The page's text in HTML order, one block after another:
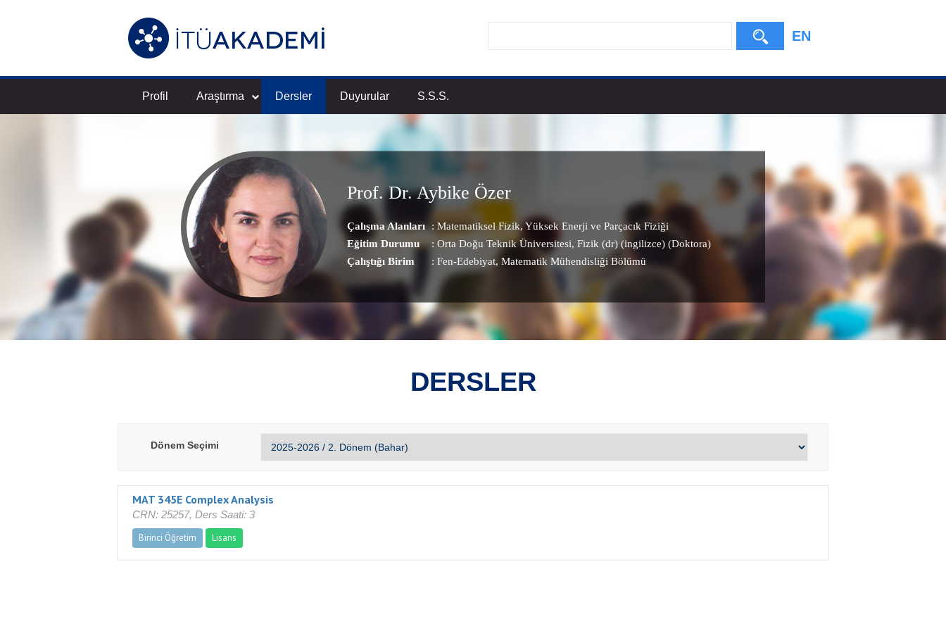
EN
Profil Araştırma Dersler Duyurular S.S.S.
Prof. Dr. Aybike Özer
Çalışma Alanları : Matematiksel Fizik, Yüksek Enerji ve Parçacık Fiziği
Eğitim Durumu
: Orta Doğu Teknik Üniversitesi, Fizik (dr) (ingilizce) (Doktora)
Çalıştığı Birim
: Fen-Edebiyat, Matematik Mühendisliği Bölümü
DERSLER
Dönem Seçimi
MAT 345E Complex Analysis
CRN: 25257, Ders Saati: 3
Birinci Öğretim
Lisans